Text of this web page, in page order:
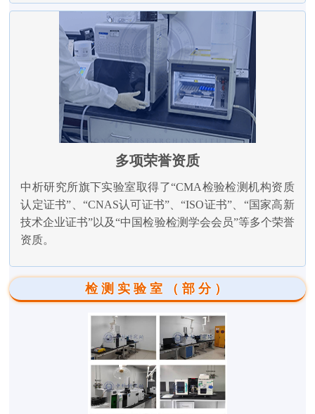
多项荣誉资质
中析研究所旗下实验室取得了“CMA检验检测机构资质
认定证书”、“CNAS认可证书”、“ISO证书”、“国家高新
技术企业证书”以及“中国检验检测学会会员”等多个荣誉
资质。
检测实验室（部分）